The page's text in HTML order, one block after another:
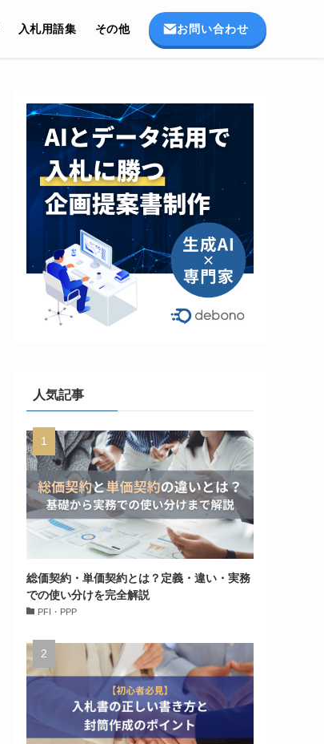
入札用語集 その他 お問い合わせ
人気記事
総価契約・単価契約とは？定義・違い・実務
での使い分けを完全解説
PFI・PPP